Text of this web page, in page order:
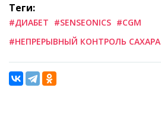
Теги:
#ДИАБЕТ #SENSEONICS #CGM
#НЕПРЕРЫВНЫЙ КОНТРОЛЬ САХАРА